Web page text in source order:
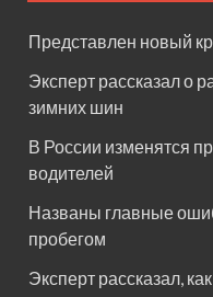
Представлен новый
Эксперт рассказал о
зимних шин
В России изменятся
водителей
Названы главные
пробегом
Эксперт рассказал,